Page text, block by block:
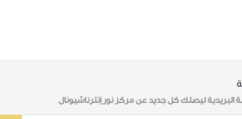
البريدية ليصلك كل جديد عن مركز نور إنترناشيونال